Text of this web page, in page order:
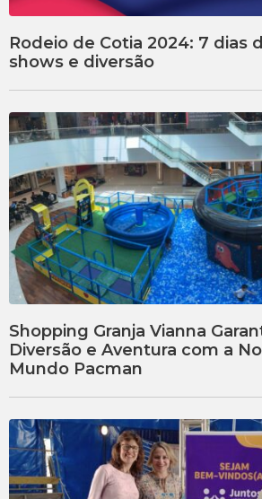
Rodeio de Cotia 2024: 7 dias
shows e diversão
Shopping Granja Vianna
Diversão e Aventura com a
Mundo Pacman